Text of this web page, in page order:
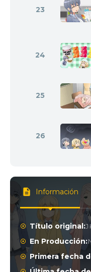
23
24
25
26
Información
Título original:
En Producción:
Primera fecha